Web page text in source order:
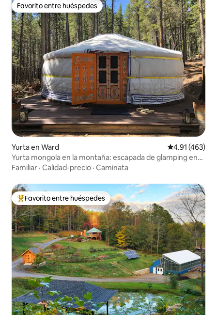
Favorito entre huéspedes
Favorito entre huéspedes
Yurta en Ward Calificación
4.91 (463)
Yurta mongola en la montaña: escapada de glamping en
ger
Familiar · Calidad-precio · Caminata
Favorito entre huéspedes preferido
Favorito entre huéspedes